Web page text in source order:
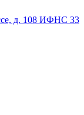
ИФНС 33